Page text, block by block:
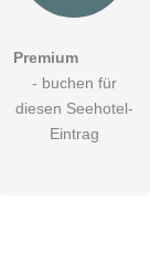
Premium
- buchen für
diesen Seehotel-
Eintrag